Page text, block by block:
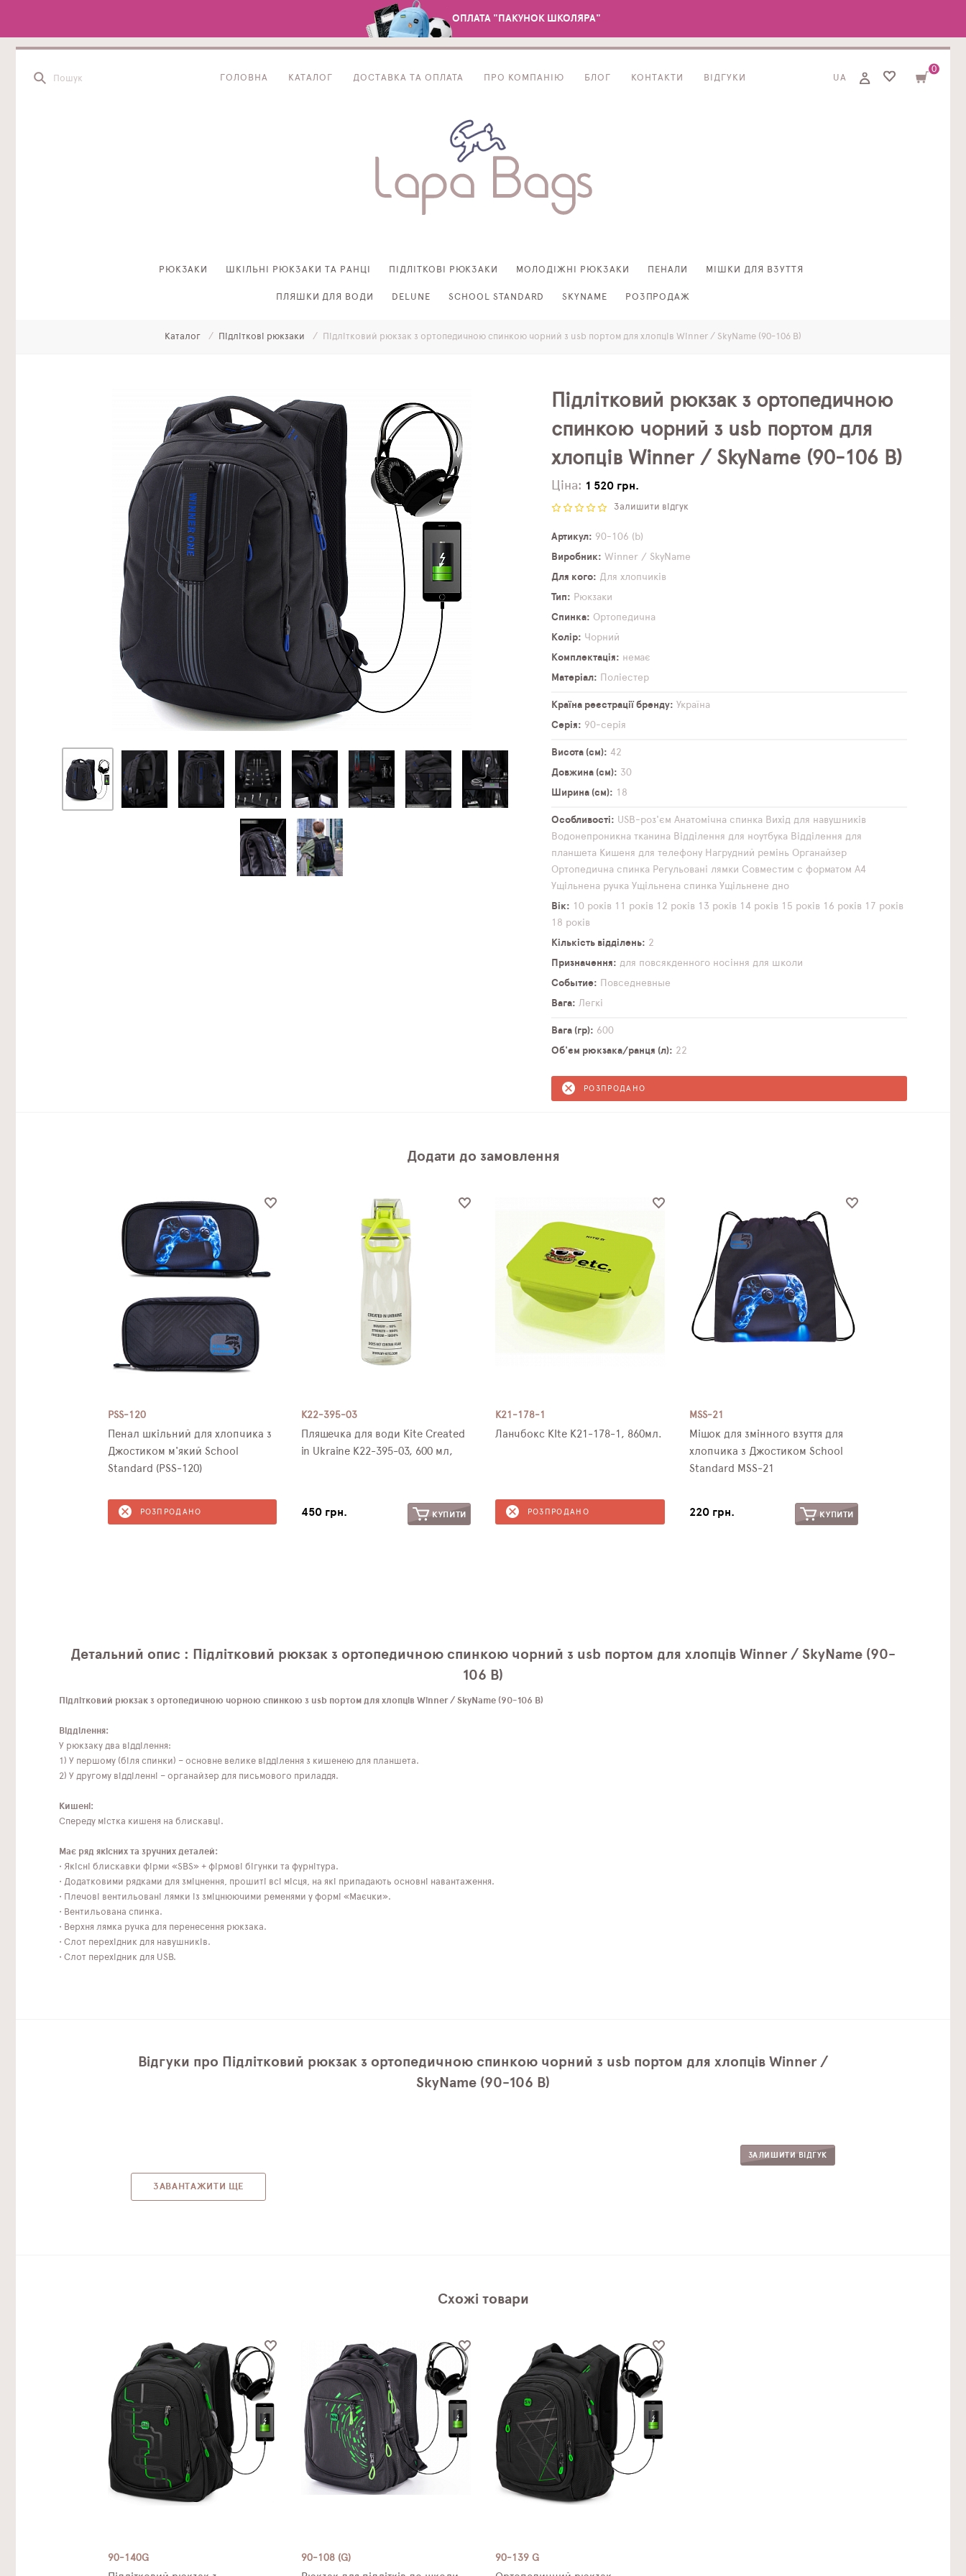
ОПЛАТА "ПАКУНОК ШКОЛЯРА"
ГОЛОВНА КАТАЛОГ ДОСТАВКА ТА ОПЛАТА ПРО КОМПАНІЮ БЛОГ КОНТАКТИ ВІДГУКИ UA
0
РЮКЗАКИ ШКІЛЬНІ РЮКЗАКИ ТА РАНЦІ ПІДЛІТКОВІ РЮКЗАКИ МОЛОДІЖНІ РЮКЗАКИ ПЕНАЛИ МІШКИ ДЛЯ ВЗУТТЯ
ПЛЯШКИ ДЛЯ ВОДИ DELUNE SCHOOL STANDARD SKYNAME РОЗПРОДАЖ
Каталог Підліткові рюкзаки Підлітковий рюкзак з ортопедичною спинкою чорний з usb портом для хлопців Winner / SkyName (90-106 B)
Підлітковий рюкзак з ортопедичною
спинкою чорний з usb портом для
хлопців Winner / SkyName (90-106 B)
Ціна: 1 520 грн.
Залишити відгук
Артикул
90-106 (b)
Виробник
Winner / SkyName
Для кого
Для хлопчиків
Тип
Рюкзаки
Спинка
Ортопедична
Колір
Чорний
Комплектація
немає
Матеріал
Поліестер
Країна реєстрації бренду
Україна
Серія
90-серія
Висота (см)
42
Довжина (см)
30
Ширина (см)
18
Особливості USB-роз'єм Анатомічна спинка Вихід для навушників
Водонепроникна тканина Відділення для ноутбука Відділення для
планшета Кишеня для телефону Нагрудний ремінь Органайзер
Ортопедична спинка Регульовані лямки Совместим с форматом А4
Ущільнена ручка Ущільнена спинка Ущільнене дно
Вік
10 років 11 років 12 років 13 років 14 років 15 років 16 років 17 років
18 років
Кількість відділень
2
Призначення
для повсякденного носіння для школи
Событие
Повседневные
Вага
Легкі
Вага (гр)
600
Об'єм рюкзака/ранця (л)
22
РОЗПРОДАНО
Додати до замовлення
PSS-120
Пенал шкільний для хлопчика з
Джостиком м'який School
Standard (PSS-120)
РОЗПРОДАНО
K22-395-03
Пляшечка для води Kite Created
in Ukraine K22-395-03, 600 мл,
450 грн. КУПИТИ
K21-178-1
Ланчбокс KIte K21-178-1, 860мл.
РОЗПРОДАНО
MSS-21
Мішок для змінного взуття для
хлопчика з Джостиком School
Standard MSS-21
220 грн. КУПИТИ
Детальний опис : Підлітковий рюкзак з ортопедичною спинкою чорний з usb портом для хлопців Winner / SkyName (90-
106 B)
Підлітковий рюкзак з ортопедичною чорною спинкою з usb портом для хлопців Winner / SkyName (90-106 B)
Відділення:
У рюкзаку два відділення:
1) У першому (біля спинки) – основне велике відділення з кишенею для планшета.
2) У другому відділенні – органайзер для письмового приладдя.
Кишені:
Спереду містка кишеня на блискавці.
Має ряд якісних та зручних деталей:
• Якісні блискавки фірми «SBS» + фірмові бігунки та фурнітура.
• Додатковими рядками для зміцнення, прошиті всі місця, на які припадають основні навантаження.
• Плечові вентильовані лямки із зміцнюючими ременями у формі «Маєчки».
• Вентильована спинка.
• Верхня лямка ручка для перенесення рюкзака.
• Слот перехідник для навушників.
• Слот перехідник для USB.
Відгуки про Підлітковий рюкзак з ортопедичною спинкою чорний з usb портом для хлопців Winner /
SkyName (90-106 B)
ЗАЛИШИТИ ВІДГУК
ЗАВАНТАЖИТИ ЩЕ
Схожі товари
90-140G 90-108 (G) 90-139 G